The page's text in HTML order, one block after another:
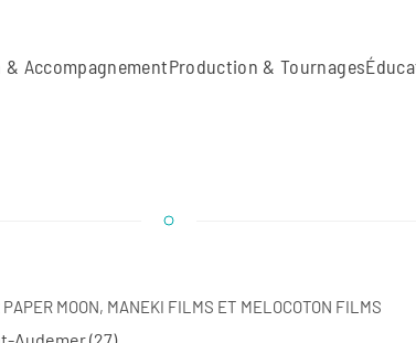
& AccompagnementProduction & Tournages
MOON, MANEKI FILMS ET MELOCOTON FILMS